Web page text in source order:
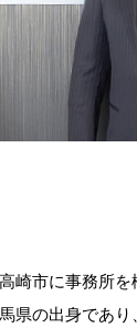
崎市に事務所
県の出身であり